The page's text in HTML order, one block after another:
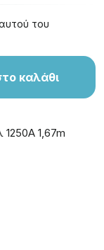
του
καλάθι
1,67m